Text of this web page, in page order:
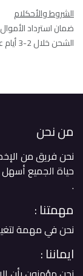
الشروط والأحكلام
ضمان استرداد الأموال
الشحن خلال 2-3 أيام عمل
من نحن
نحن فريق من
حياة الجميع
. ​
مهمتنا :
نحن في مهمة
ايماننا :